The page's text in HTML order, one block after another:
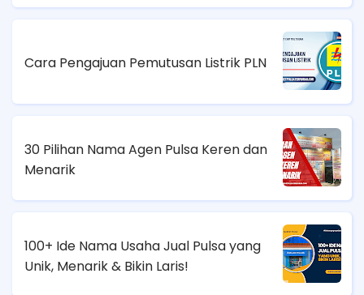
Cara Pengajuan Pemutusan Listrik PLN
30 Pilihan Nama Agen Pulsa Keren dan
Menarik
100+ Ide Nama Usaha Jual Pulsa yang
Unik, Menarik & Bikin Laris!